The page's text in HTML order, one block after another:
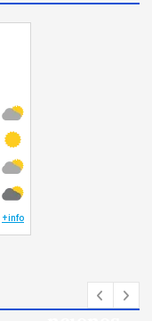
interve